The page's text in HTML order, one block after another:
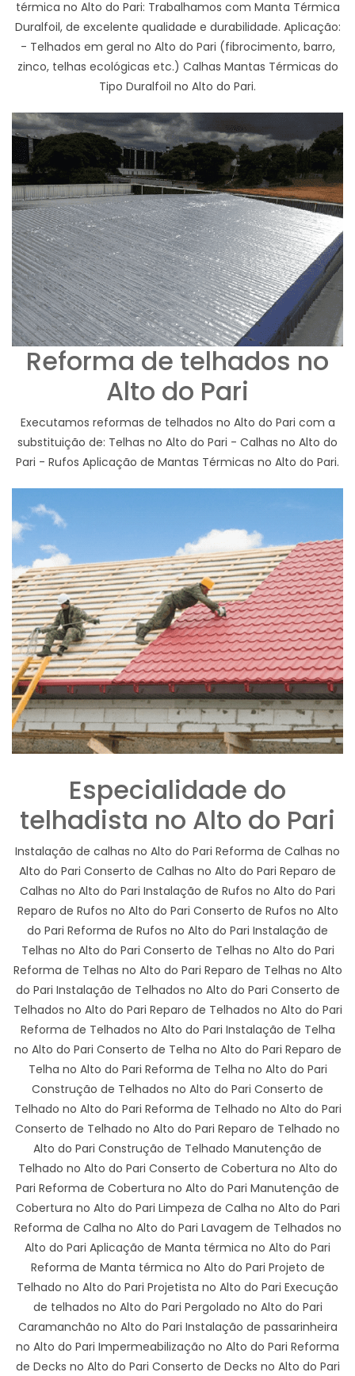
térmica no Alto do Pari: Trabalhamos com Manta Térmica
Duralfoil, de excelente qualidade e durabilidade. Aplicação:
- Telhados em geral no Alto do Pari (fibrocimento, barro,
zinco, telhas ecológicas etc.) Calhas Mantas Térmicas do
Tipo Duralfoil no Alto do Pari.
Reforma de telhados no
Alto do Pari
Executamos reformas de telhados no Alto do Pari com a
substituição de: Telhas no Alto do Pari - Calhas no Alto do
Pari - Rufos Aplicação de Mantas Térmicas no Alto do Pari.
Especialidade do
telhadista no Alto do Pari
Instalação de calhas no Alto do Pari Reforma de Calhas no
Alto do Pari Conserto de Calhas no Alto do Pari Reparo de
Calhas no Alto do Pari Instalação de Rufos no Alto do Pari
Reparo de Rufos no Alto do Pari Conserto de Rufos no Alto
do Pari Reforma de Rufos no Alto do Pari Instalação de
Telhas no Alto do Pari Conserto de Telhas no Alto do Pari
Reforma de Telhas no Alto do Pari Reparo de Telhas no Alto
do Pari Instalação de Telhados no Alto do Pari Conserto de
Telhados no Alto do Pari Reparo de Telhados no Alto do Pari
Reforma de Telhados no Alto do Pari Instalação de Telha
no Alto do Pari Conserto de Telha no Alto do Pari Reparo de
Telha no Alto do Pari Reforma de Telha no Alto do Pari
Construção de Telhados no Alto do Pari Conserto de
Telhado no Alto do Pari Reforma de Telhado no Alto do Pari
Conserto de Telhado no Alto do Pari Reparo de Telhado no
Alto do Pari Construção de Telhado Manutenção de
Telhado no Alto do Pari Conserto de Cobertura no Alto do
Pari Reforma de Cobertura no Alto do Pari Manutenção de
Cobertura no Alto do Pari Limpeza de Calha no Alto do Pari
Reforma de Calha no Alto do Pari Lavagem de Telhados no
Alto do Pari Aplicação de Manta térmica no Alto do Pari
Reforma de Manta térmica no Alto do Pari Projeto de
Telhado no Alto do Pari Projetista no Alto do Pari Execução
de telhados no Alto do Pari Pergolado no Alto do Pari
Caramanchão no Alto do Pari Instalação de passarinheira
no Alto do Pari Impermeabilização no Alto do Pari Reforma
de Decks no Alto do Pari Conserto de Decks no Alto do Pari